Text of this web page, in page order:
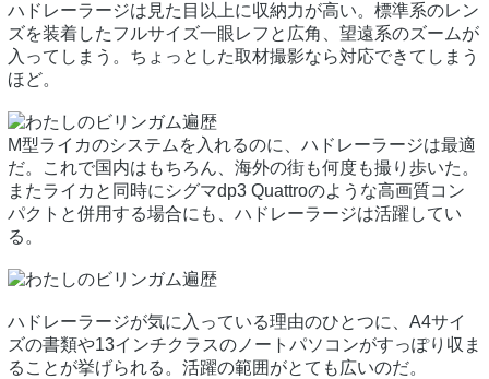
ハドレーラージは見た目以上に収納力が高い。標準系のレン
ズを装着したフルサイズ一眼レフと広角、望遠系のズームが
入ってしまう。ちょっとした取材撮影なら対応できてしまう
ほど。
M型ライカのシステムを入れるのに、ハドレーラージは最適
だ。これで国内はもちろん、海外の街も何度も撮り歩いた。
またライカと同時にシグマdp3 Quattroのような高画質コン
パクトと併用する場合にも、ハドレーラージは活躍してい
る。
ハドレーラージが気に入っている理由のひとつに、A4サイ
ズの書類や13インチクラスのノートパソコンがすっぽり収ま
ることが挙げられる。活躍の範囲がとても広いのだ。